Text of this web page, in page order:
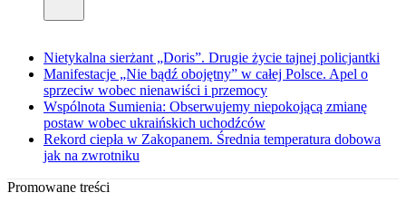
Nietykalna sierżant „Doris”. Drugie życie tajnej policjantki
Manifestacje „Nie bądź obojętny” w całej Polsce. Apel o
sprzeciw wobec nienawiści i przemocy
Wspólnota Sumienia: Obserwujemy niepokojącą zmianę
postaw wobec ukraińskich uchodźców
Rekord ciepła w Zakopanem. Średnia temperatura dobowa
jak na zwrotniku
Promowane treści